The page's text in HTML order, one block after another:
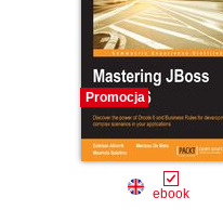
Promocja
ebook